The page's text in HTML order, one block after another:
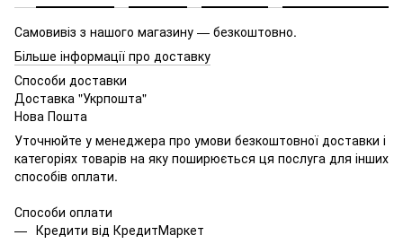
Самовивіз з нашого магазину — безкоштовно.
Більше інформації про доставку
Способи доставки
Доставка "Укрпошта"
Нова Пошта
Уточнюйте у менеджера про умови безкоштовної доставки і
категоріях товарів на яку поширюється ця послуга для інших
способів оплати.
Способи оплати
Кредити від КредитМаркет